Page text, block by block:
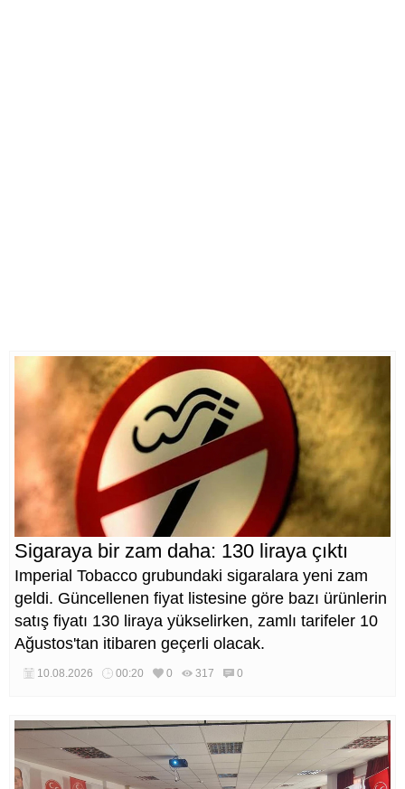
Sigaraya bir zam daha: 130 liraya çıktı
Imperial Tobacco grubundaki sigaralara yeni zam
geldi. Güncellenen fiyat listesine göre bazı ürünlerin
satış fiyatı 130 liraya yükselirken, zamlı tarifeler 10
Ağustos'tan itibaren geçerli olacak.
10.08.2026 00:20 0 317 0